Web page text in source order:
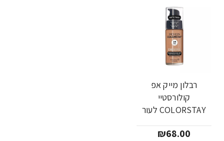
רבלון מייק אפ
קולורסטיי
COLORSTAY לעור
מבית REVLON
₪68.00